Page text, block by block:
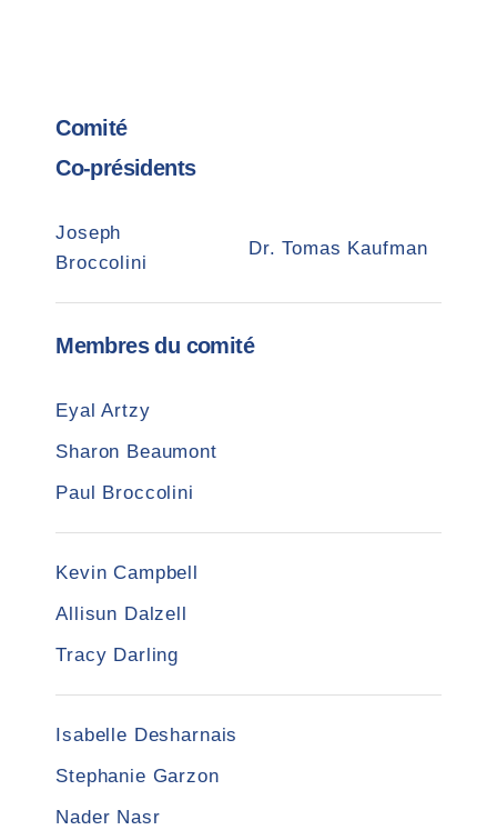
Comité
Co-présidents
Joseph
Broccolini
Dr. Tomas Kaufman
Membres du comité
Eyal Artzy
Sharon Beaumont
Paul Broccolini
Kevin Campbell
Allisun Dalzell
Tracy Darling
Isabelle Desharnais
Stephanie Garzon
Nader Nasr